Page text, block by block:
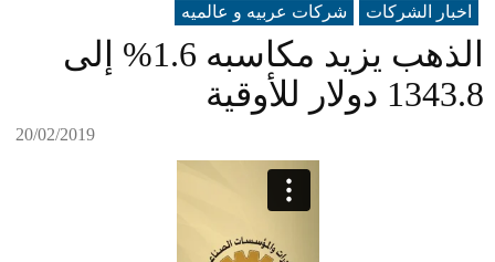
اخبار الشركات
شرکات عربیه و عالمیه
الذهب يزيد مكاسبه 1.6% إلى
1343.8 دولار للأوقية
20/02/2019